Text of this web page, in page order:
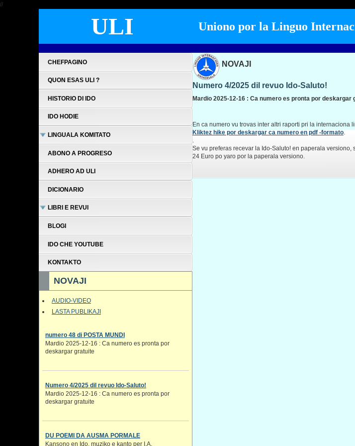
//
ULI Uniono por la Linguo
CHEFPAGINO
QUON ESAS ULI ?
HISTORIO DI IDO
IDO HODIE
LINGUALA KOMITATO
ABONO A PROGRESO
ADHERO AD ULI
DICIONARIO
LIBRI E REVUI
BLOGI
IDO CHE YOUTUBE
KONTAKTO
NOVAJI
AUDIO-VIDEO
LASTA PUBLIKAJI
numero 48 di POSTA MUNDI
Mardio 2025-12-16 : Ca numero es pronta por
deskargar gratuite
Numero 4/2025 dil revuo Ido-Saluto!
Mardio 2025-12-16 : Ca numero es pronta por
deskargar gratuite
DU POEMI DA AUSMA PORMALE
Kansono en Ido. muziko e kanto per I.A.
NOVAJI
Numero 4/2025 dil revuo Ido-Saluto!
Mardio 2025-12-16 : Ca numero es pronta por deskargar
En ca numero vu trovas inter altri raporti pri la internaciona
Kliktez hike por deskargar ca numero en pdf -formato.
Se vu preferas recevar la Ido-Saluto! en paperala versiono,
24 Euro po yaro por la paperala versiono.